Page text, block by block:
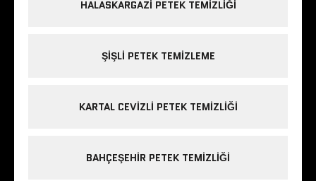
HALASKARGAZI PETEK TEMIZLIĞI
ŞIŞLI PETEK TEMIZLEME
KARTAL CEVIZLI PETEK TEMIZLIĞI
BAHÇEŞEHIR PETEK TEMIZLIĞI